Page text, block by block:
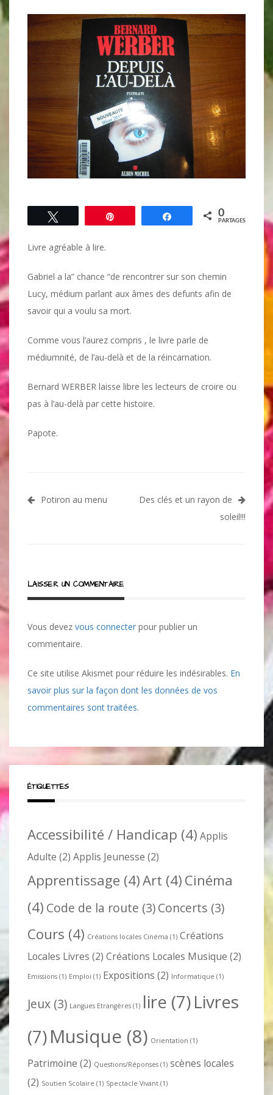
Partagez 0
PARTAGES
Livre agréable à lire.
Gabriel a la” chance “de rencontrer sur son chemin
Lucy, médium parlant aux âmes des defunts afin de
savoir qui a voulu sa mort.
Comme vous l’aurez compris , le livre parle de
médiumnité, de l’au-delà et de la réincarnation.
Bernard WERBER laisse libre les lecteurs de croire ou
pas à l’au-delà par cette histoire.
Papote.
Navigation
Potiron au menu
Des clés et un rayon de
soleil!!!
LAISSER UN COMMENTAIRE
Vous devez vous connecter pour publier un
commentaire.
Ce site utilise Akismet pour réduire les indésirables. En
savoir plus sur la façon dont les données de vos
commentaires sont traitées.
ÉTIQUETTES
Accessibilité / Handicap (4) Applis
Adulte (2) Applis Jeunesse (2)
Apprentissage (4)Art (4) Cinéma
(4) Code de la route (3)Concerts (3)
Cours (4) Créations locales Cinéma (1) Créations
Locales Livres (2) Créations Locales Musique (2)
Emissions (1) Emploi (1) Expositions (2) Informatique (1)
Jeux (3) Langues Etrangères (1) lire (7)Livres
(7)Musique (8) Orientation (1)
Patrimoine (2) Questions/Réponses (1) scènes locales
(2) Soutien Scolaire (1) Spectacle Vivant (1)